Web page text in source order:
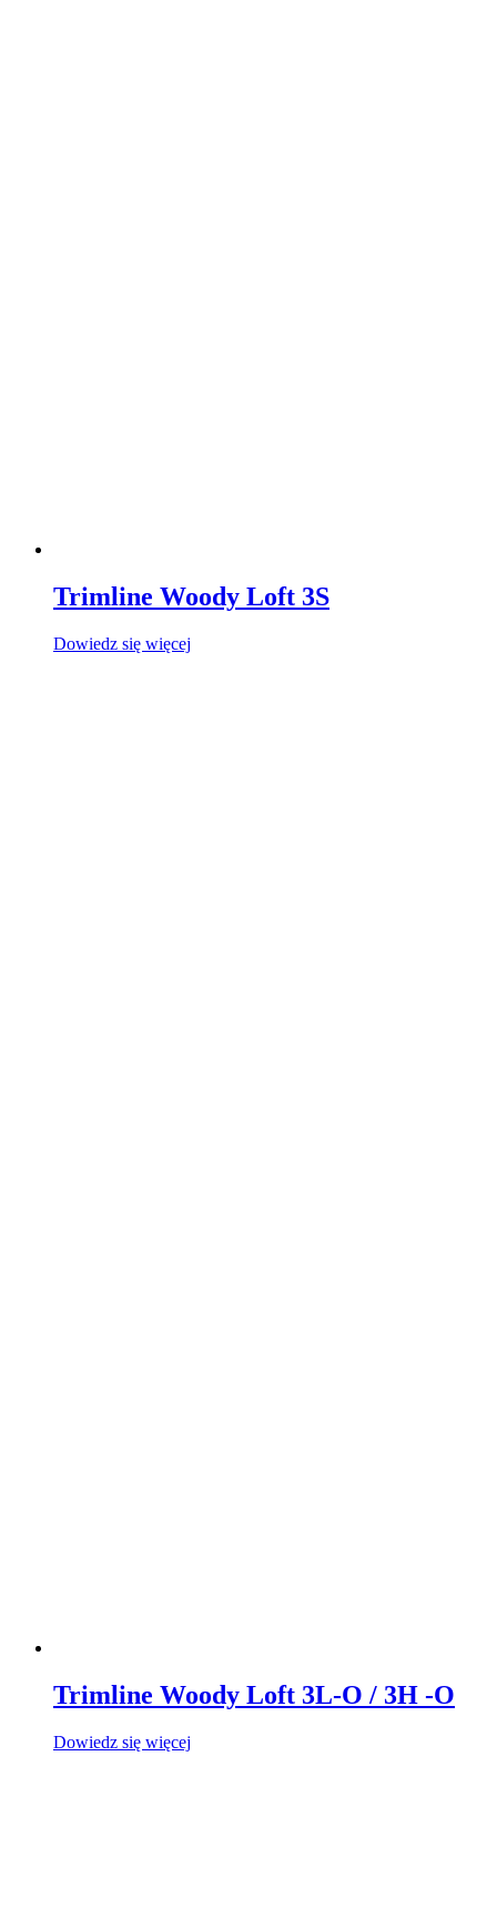
Trimline Woody Loft 3S
Dowiedz się więcej
Trimline Woody Loft 3L-O / 3H -O
Dowiedz się więcej